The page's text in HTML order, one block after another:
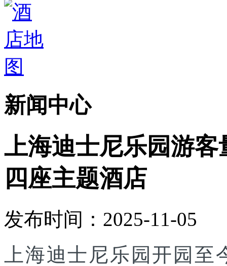
新闻中心
上海迪士尼乐园游
四座主题酒店
发布时间：2025-11-05
上海迪士尼乐园开园